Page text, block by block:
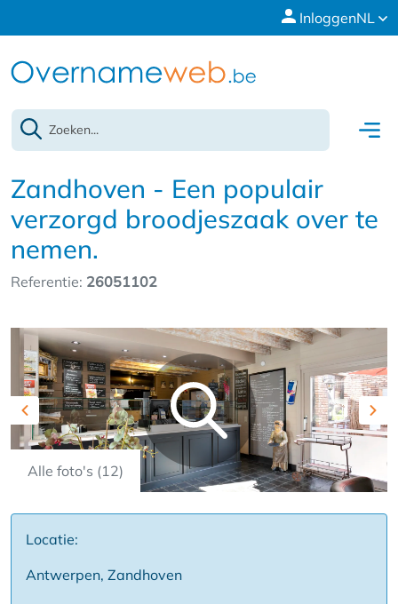
InloggenNL
Zandhoven - Een populair
verzorgd broodjeszaak over te
nemen.
Referentie: 26051102
Alle foto's (12)
Previous
Locatie:
Antwerpen, Zandhoven